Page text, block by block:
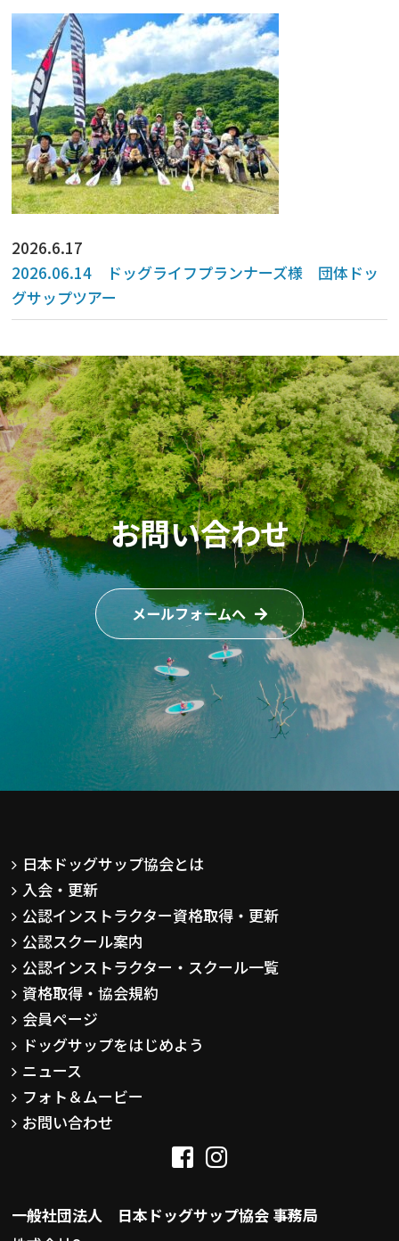
2026.6.17
2026.06.14 ドッグライフプランナーズ様 団体ドッ
グサップツアー
お問い合わせ
メールフォームへ
日本ドッグサップ協会とは
入会・更新
公認インストラクター資格取得・更新
公認スクール案内
公認インストラクター・スクール一覧
資格取得・協会規約
会員ページ
ドッグサップをはじめよう
ニュース
フォト＆ムービー
お問い合わせ
一般社団法人 日本ドッグサップ協会 事務局